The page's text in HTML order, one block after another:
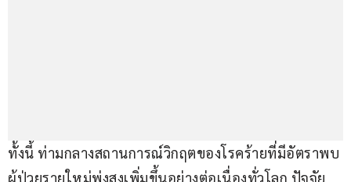
ทั้งนี้ ท่ามกลางสถานการณ์วิกฤตของโรคร้ายที่มีอัตราพบ
ผู้ป่วยรายใหม่พุ่งสูงเพิ่มขึ้นอย่างต่อเนื่องทั่วโลก ปัจจัย